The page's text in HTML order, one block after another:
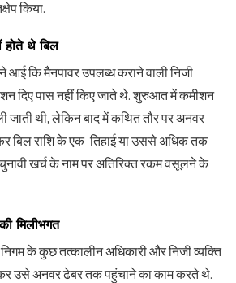
किया.
होते थे बिल
आई कि मैनपावर उपलब्ध कराने वाली निजी
दिए पास नहीं किए जाते थे. शुरुआत में कमीशन
जाती थी, लेकिन बाद में कथित तौर पर अनवर
बिल राशि के एक-तिहाई या उससे अधिक तक
खर्च के नाम पर अतिरिक्त रकम वसूलने के
मिलीभगत
के कुछ तत्कालीन अधिकारी और निजी व्यक्ति
उसे अनवर ढेबर तक पहुंचाने का काम करते थे.